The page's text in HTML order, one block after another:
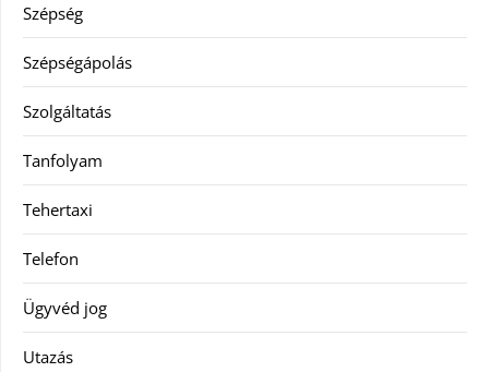
Szépség
Szépségápolás
Szolgáltatás
Tanfolyam
Tehertaxi
Telefon
Ügyvéd jog
Utazás